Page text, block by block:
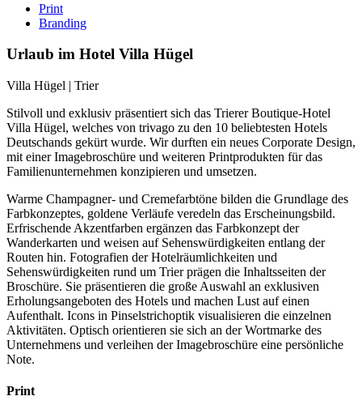
Print
Branding
Urlaub im Hotel Villa Hügel
Villa Hügel | Trier
Stilvoll und exklusiv präsentiert sich das Trierer Boutique-Hotel
Villa Hügel, welches von trivago zu den 10 beliebtesten Hotels
Deutschands gekürt wurde. Wir durften ein neues Corporate Design,
mit einer Imagebroschüre und weiteren Printprodukten für das
Familienunternehmen konzipieren und umsetzen.
Warme Champagner- und Cremefarbtöne bilden die Grundlage des
Farbkonzeptes, goldene Verläufe veredeln das Erscheinungsbild.
Erfrischende Akzentfarben ergänzen das Farbkonzept der
Wanderkarten und weisen auf Sehenswürdigkeiten entlang der
Routen hin. Fotografien der Hotelräumlichkeiten und
Sehenswürdigkeiten rund um Trier prägen die Inhaltsseiten der
Broschüre. Sie präsentieren die große Auswahl an exklusiven
Erholungsangeboten des Hotels und machen Lust auf einen
Aufenthalt. Icons in Pinselstrichoptik visualisieren die einzelnen
Aktivitäten. Optisch orientieren sie sich an der Wortmarke des
Unternehmens und verleihen der Imagebroschüre eine persönliche
Note.
Print